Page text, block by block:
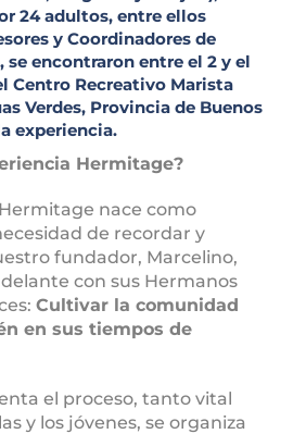
24 adultos, entre ellos
y Coordinadores de
se encontraron entre el 2 y el
Centro Recreativo Marista
Verdes, Provincia de Buenos
experiencia.
Hermitage?
nace como
de recordar y
fundador, Marcelino,
con sus Hermanos
Cultivar la comunidad
en sus tiempos de
el proceso, tanto vital
y los jóvenes, se organiza